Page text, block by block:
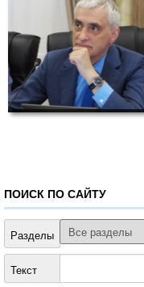
ПОИСК ПО САЙТУ
Разделы
Текст